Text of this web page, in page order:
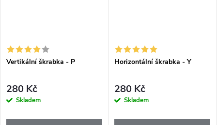
Vertikální škrabka - P
280 Kč
Skladem
Horizontální škrabka - Y
280 Kč
Skladem